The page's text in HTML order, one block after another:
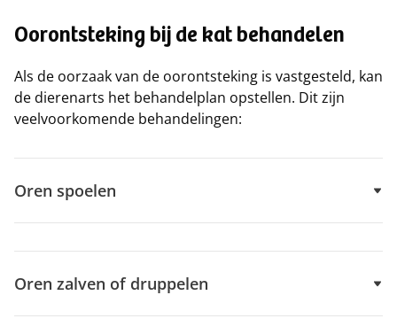
Oorontsteking bij de kat behandelen
Als de oorzaak van de oorontsteking is vastgesteld, kan
de dierenarts het behandelplan opstellen. Dit zijn
veelvoorkomende behandelingen:
Oren spoelen
Oren zalven of druppelen